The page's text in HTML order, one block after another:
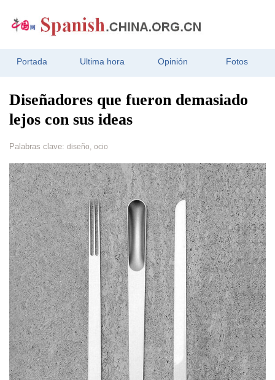
Portada Ultima hora Opinión Fotos
Diseñadores que fueron demasiado
lejos con sus ideas
Palabras clave: diseño, ocio